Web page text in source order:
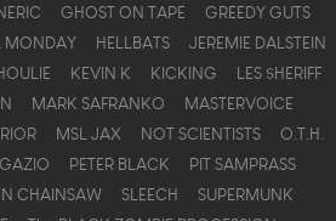
GHOST ON TAPE
GREEDY GUTS
MONDAY HELLBATS
JEREMIE DALSTEIN
KEVIN K KICKING
LES $HERIFF
MARK SAFRANKO
MASTERVOICE
MSL JAX NOT SCIENTISTS
O.T.H.
PETER BLACK
PIT SAMPRASS
CHAINSAW SLEECH
SUPERMUNK